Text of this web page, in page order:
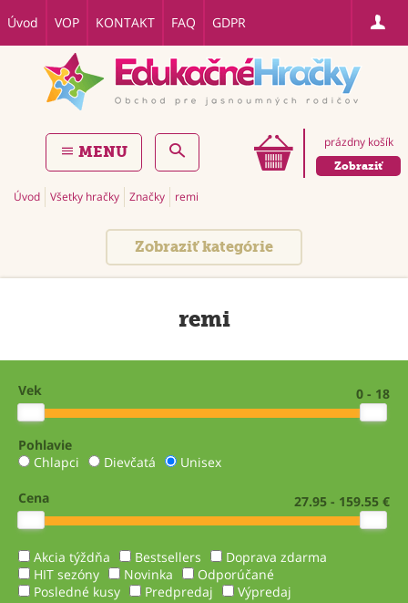
Úvod VOP KONTAKT FAQ GDPR
prázdny košík
Zobraziť
MENU
Úvod Všetky hračky Značky remi
Zobraziť kategórie
remi
Vek 0 - 18
Pohlavie
Chlapci
Dievčatá Unisex
Cena 27.95 - 159.55 €
Akcia týždňa Bestsellers
Doprava zdarma
HIT sezóny
Novinka
Odporúčané
Posledné kusy
Predpredaj Výpredaj